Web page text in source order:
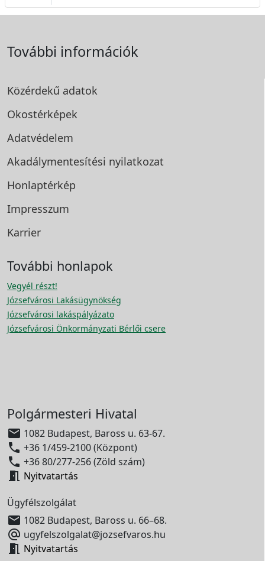
További információk
Közérdekű adatok
Okostérképek
Adatvédelem
Akadálymentesítési nyilatkozat
Honlaptérkép
Impresszum
Karrier
További honlapok
Vegyél részt!
Józsefvárosi Lakásügynökség
Józsefvárosi lakáspályázato
Józsefvárosi Önkormányzati Bérlői csere
Polgármesteri Hivatal
 1082 Budapest, Baross u. 63-67.
 +36 1/459-2100 (Központ)
 +36 80/277-256 (Zöld szám)
 Nyitvatartás
Ügyfélszolgálat
 1082 Budapest, Baross u. 66–68.
 ugyfelszolgalat@jozsefvaros.hu
 Nyitvatartás